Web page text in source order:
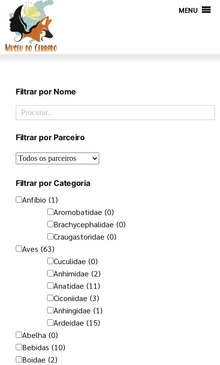
MENU
Filtrar por Nome
Filtrar por Parceiro
Filtrar por Categoria
Anfíbio (1)
Aromobatidae (0)
Brachycephalidae (0)
Craugastoridae (0)
Aves (63)
Cuculidae (0)
Anhimidae (2)
Anatidae (11)
Ciconiidae (3)
Anhingidae (1)
Ardeidae (15)
Abelha (0)
Bebidas (10)
Boidae (2)